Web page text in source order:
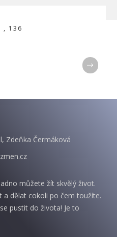
, 136
Zdeňka Čermáková
můžete žít skvělý život.
a dělat cokoli po čem toužíte.
pustit do života! Je to